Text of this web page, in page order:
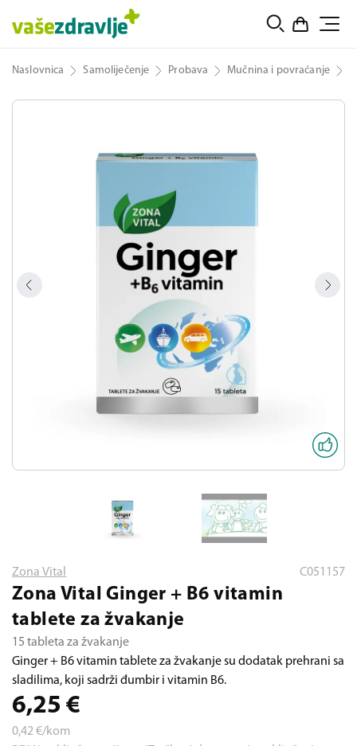
Naslovnica Samoliječenje Probava Mučnina i povraćanje
Zona Vital C051157
Zona Vital Ginger + B6 vitamin
tablete za žvakanje
15 tableta za žvakanje
Ginger + B6 vitamin tablete za žvakanje su dodatak prehrani sa
sladilima, koji sadrži đumbir i vitamin B6.
6,25 €
0,42€/kom